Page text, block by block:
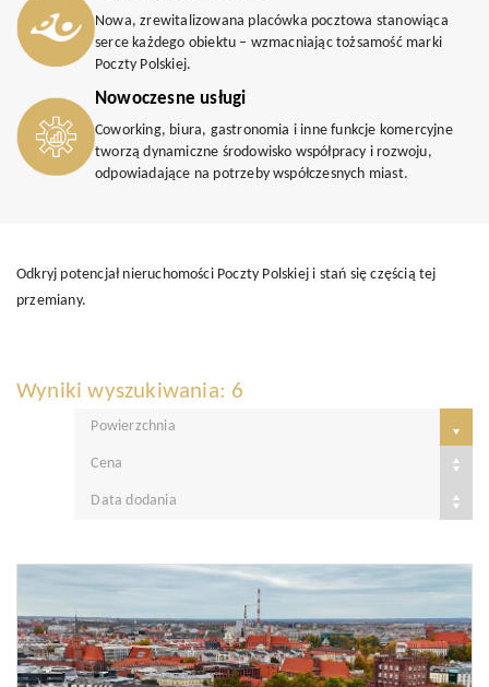
Nowa, zrewitalizowana placówka pocztowa stanowiąca
serce każdego obiektu – wzmacniając tożsamość marki
Poczty Polskiej.
Nowoczesne usługi
Coworking, biura, gastronomia i inne funkcje komercyjne
tworzą dynamiczne środowisko współpracy i rozwoju,
odpowiadające na potrzeby współczesnych miast.
Odkryj potencjał nieruchomości Poczty Polskiej i stań się częścią tej
przemiany.
Wyniki wyszukiwania: 6
Powierzchnia
Cena
Data dodania